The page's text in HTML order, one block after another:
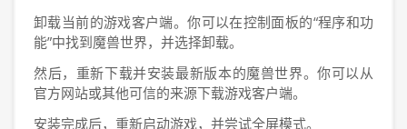
卸载当前的游戏客户端。你可以在控制面板的“程序和功
能”中找到魔兽世界，并选择卸载。
然后，重新下载并安装最新版本的魔兽世界。你可以从
官方网站或其他可信的来源下载游戏客户端。
安装完成后，重新启动游戏，并尝试全屏模式。